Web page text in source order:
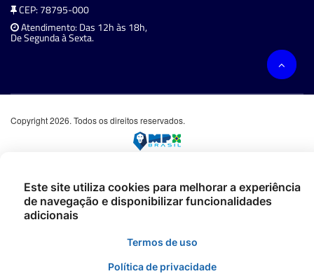
CEP: 78795-000
Atendimento: Das 12h às 18h,
De Segunda à Sexta.
Copyright 2026. Todos os direitos reservados.
Este site utiliza cookies para melhorar a experiência
de navegação e disponibilizar funcionalidades
adicionais
Termos de uso
Política de privacidade